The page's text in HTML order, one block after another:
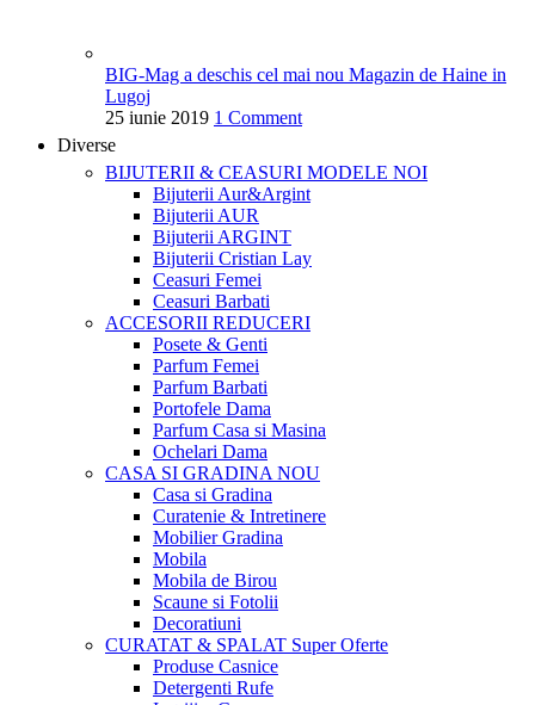
BIG-Mag a deschis cel mai nou Magazin de Haine in
Lugoj
25 iunie 2019 1 Comment
Diverse
BIJUTERII & CEASURI MODELE NOI
Bijuterii Aur&Argint
Bijuterii AUR
Bijuterii ARGINT
Bijuterii Cristian Lay
Ceasuri Femei
Ceasuri Barbati
ACCESORII REDUCERI
Posete & Genti
Parfum Femei
Parfum Barbati
Portofele Dama
Parfum Casa si Masina
Ochelari Dama
CASA SI GRADINANOU
Casa si Gradina
Curatenie & Intretinere
Mobilier Gradina
Mobila
Mobila de Birou
Scaune si Fotolii
Decoratiuni
CURATAT & SPALAT Super Oferte
Produse Casnice
Detergenti Rufe